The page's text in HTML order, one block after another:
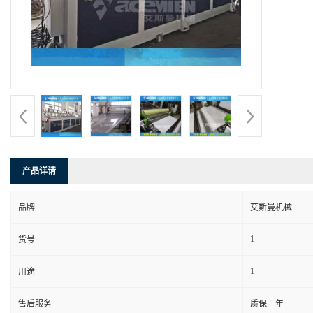
产品详请
品牌 艾斯曼机械
货号 1
用途 1
售后服务 质保一年